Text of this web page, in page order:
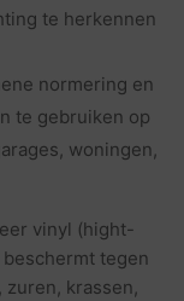
te herkennen
normering en
te gebruiken op
woningen,
vinyl (hight-
tegen
krassen,